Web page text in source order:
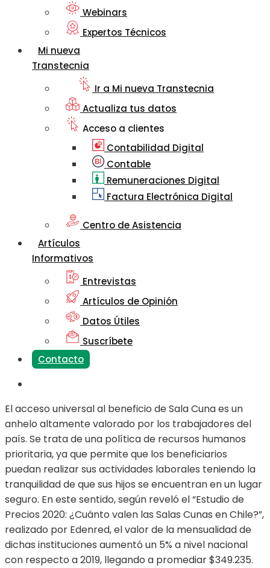
Webinars
Expertos Técnicos
Mi nueva
Transtecnia
Ir a Mi nueva Transtecnia
Actualiza tus datos
Acceso a clientes
Contabilidad Digital
Contable
Remuneraciones Digital
Factura Electrónica Digital
Centro de Asistencia
Artículos
Informativos
Entrevistas
Artículos de Opinión
Datos Útiles
Suscríbete
Contacto
El acceso universal al beneficio de Sala Cuna es un
anhelo altamente valorado por los trabajadores del
país. Se trata de una política de recursos humanos
prioritaria, ya que permite que los beneficiarios
puedan realizar sus actividades laborales teniendo la
tranquilidad de que sus hijos se encuentran en un lugar
seguro. En este sentido, según reveló el “Estudio de
Precios 2020: ¿Cuánto valen las Salas Cunas en Chile?”,
realizado por Edenred, el valor de la mensualidad de
dichas instituciones aumentó un 5% a nivel nacional
con respecto a 2019, llegando a promediar $349.235.